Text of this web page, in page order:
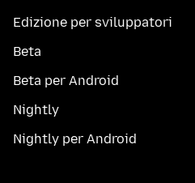
Edizione per sviluppatori
Beta
Beta per Android
Nightly
Nightly per Android